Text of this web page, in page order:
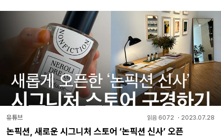
유튜브 읽음 6072 ・ 2023.07.28
논픽션, 새로운 시그니처 스토어 ‘논픽션 신사’ 오픈